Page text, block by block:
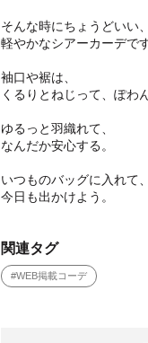
そんな時にちょうどいい、
軽やかなシアーカーデです
袖口や裾は、
くるりとねじって、ぽわ
ゆるっと羽織れて、
なんだか安心する。
いつものバッグに入れて、
今日も出かけよう。
関連タグ
#WEB掲載コーデ